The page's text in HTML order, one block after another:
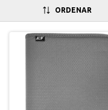
ORDENAR